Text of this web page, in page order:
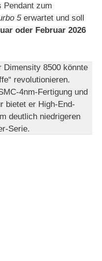
Pendant zum
5erwartet und soll
oder Februar 2026
Dimensity 8500 könnte
revolutionieren.
4nm-Fertigung und
bietet er High-End-
deutlich niedrigeren
Serie.